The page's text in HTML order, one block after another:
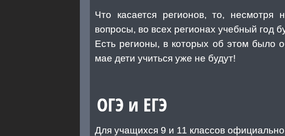
Что касается регионов, то, несмотря
вопросы, во всех регионах учебный год
Есть регионы, в которых об этом было
мае дети учиться уже не будут!
ОГЭ и ЕГЭ
Для учащихся 9 и 11 классов